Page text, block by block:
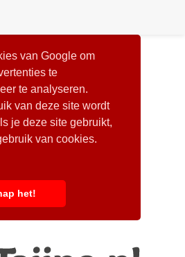
van Google om
te
te analyseren.
van deze site wordt
je deze site gebruikt,
van cookies.
het!